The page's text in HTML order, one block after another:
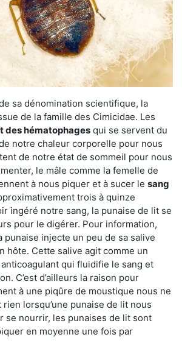
sa dénomination scientifique, la
de la famille des Cimicidae. Les
des hématophages qui se servent du
notre chaleur corporelle pour nous
de notre état de sommeil pour nous
le mâle comme la femelle de
à nous piquer et à sucer le sang
trois à quinze
ingéré notre sang, la punaise de lit se
pour le digérer. Pour information,
punaise injecte un peu de sa salive
hôte. Cette salive agit comme un
qui fluidifie le sang et
C’est d’ailleurs la raison pour
à une piqûre de moustique nous ne
lorsqu’une punaise de lit nous
se nourrir, les punaises de lit sont
en moyenne une fois par